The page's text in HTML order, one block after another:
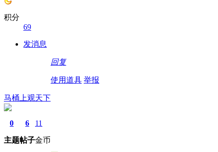
积分
69
发消息
回复
使用道具 举报
马桶上观天下
0
主题
6
帖子
11
金币